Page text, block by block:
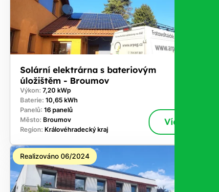
Solární elektrárna s bateriovým
úložištěm - Broumov
Výkon: 7,20 kWp
Baterie: 10,65 kWh
Panelů: 16 panelů
Město: Broumov
Region: Královéhradecký kraj
Více
Realizováno 06/2024